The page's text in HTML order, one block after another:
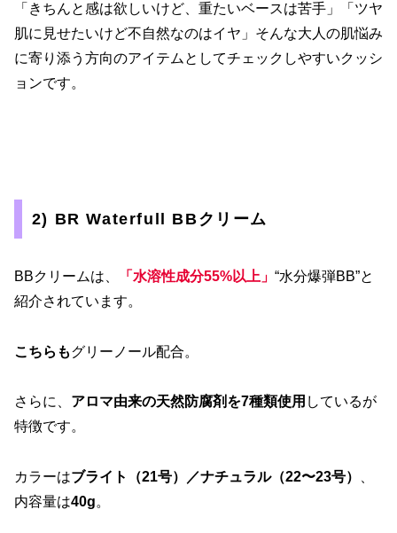
「きちんと感は欲しいけど、重たいベースは苦手」「ツヤ
肌に見せたいけど不自然なのはイヤ」そんな大人の肌悩み
に寄り添う方向のアイテムとしてチェックしやすいクッシ
ョンです。
2) BR Waterfull BBクリーム
BBクリームは、 「水溶性成分55%以上」 “水分爆弾BB”と
紹介されています。
こちらもグリーノール配合。
さらに、 アロマ由来の天然防腐剤を7種類使用 しているが
特徴です。
カラーはブライト（21号）／ナチュラル（22〜23号）
内容量は40g。